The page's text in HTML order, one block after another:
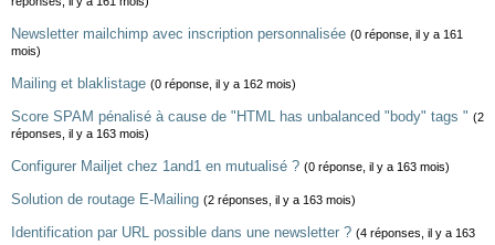
Newsletter mailchimp avec inscription personnalisée (0 réponse, il y a 161
mois)
Mailing et blaklistage (0 réponse, il y a 162 mois)
Score SPAM pénalisé à cause de "HTML has unbalanced "body" tags " (2
réponses, il y a 163 mois)
Configurer Mailjet chez 1and1 en mutualisé ? (0 réponse, il y a 163 mois)
Solution de routage E-Mailing (2 réponses, il y a 163 mois)
Identification par URL possible dans une newsletter ? (4 réponses, il y a 163